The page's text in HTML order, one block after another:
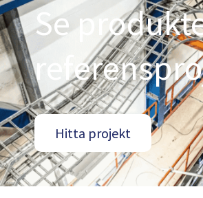
Se
Hitta projekt